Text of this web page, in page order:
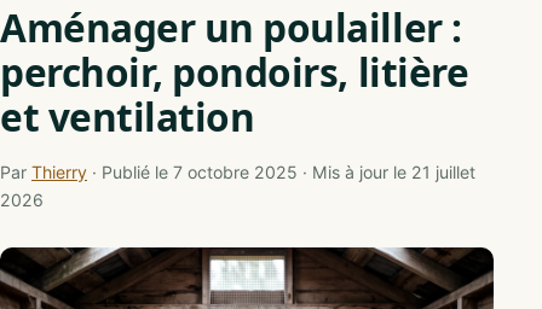
Aménager un poulailler :
perchoir, pondoirs, litière
et ventilation
Par Thierry · Publié le 7 octobre 2025 · Mis à jour le 21 juillet
2026